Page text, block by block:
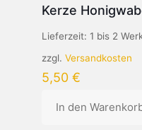
Kerze
Lieferzeit: 1 bis 2
zzgl. Versandkosten
5,50 €
In den